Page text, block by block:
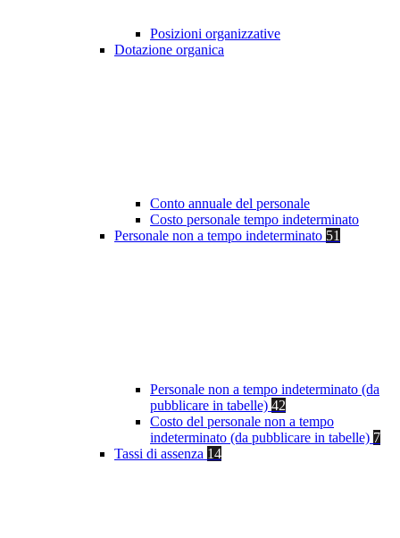
Posizioni organizzative
Dotazione organica
Conto annuale del personale
Costo personale tempo indeterminato
Personale non a tempo indeterminato 51
Personale non a tempo indeterminato (da
pubblicare in tabelle) 42
Costo del personale non a tempo
indeterminato (da pubblicare in tabelle) 7
Tassi di assenza 14